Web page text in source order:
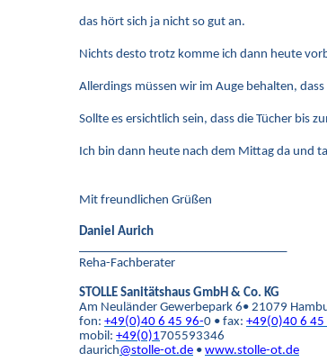
das hört sich ja nicht so gut an.
Nichts desto trotz komme ich dann heute
Allerdings müssen wir im Auge behalten,
Sollte es ersichtlich sein, dass die Tücher bis
Ich bin dann heute nach dem Mittag da und
Mit freundlichen Grüßen
Daniel Aurich
Reha-Fachberater
STOLLE Sanitätshaus GmbH & Co. KG
Am Neuländer Gewerbepark 6• 21079
fon: +49(0)40 6 45 96-0 • fax: +49(0)40 6 45
mobil: +49(0)1705593346
daurich@stolle-ot.de • www.stolle-ot.de